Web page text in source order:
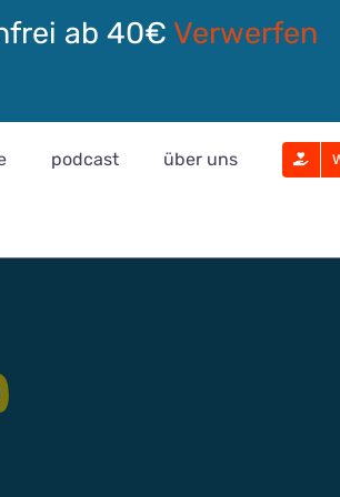
ab 40€ Verwerfen
podcast über uns